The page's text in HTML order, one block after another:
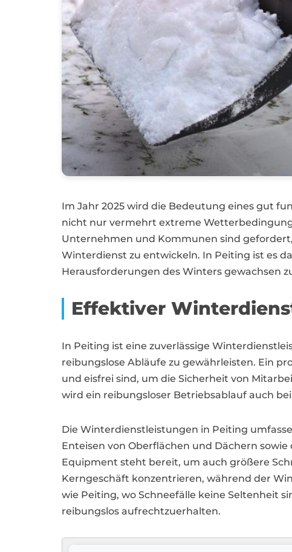
Im Jahr 2025 wird die Bedeutung eines gut
nicht nur vermehrt extreme
Unternehmen und Kommunen sind
Winterdienst zu entwickeln. In Peiting ist es
Herausforderungen des Winters gewachsen
Effektiver
In Peiting ist eine zuverlässige
reibungslose Abläufe zu gewährleisten. Ein
und eisfrei sind, um die Sicherheit von
wird ein reibungsloser Betriebsablauf auch
Die Winterdienstleistungen in Peiting
Enteisen von Oberflächen und Dächern
Equipment steht bereit, um auch größere
Kerngeschäft konzentrieren, während der
wie Peiting, wo Schneefälle keine Seltenheit
reibungslos aufrechtzuerhalten.